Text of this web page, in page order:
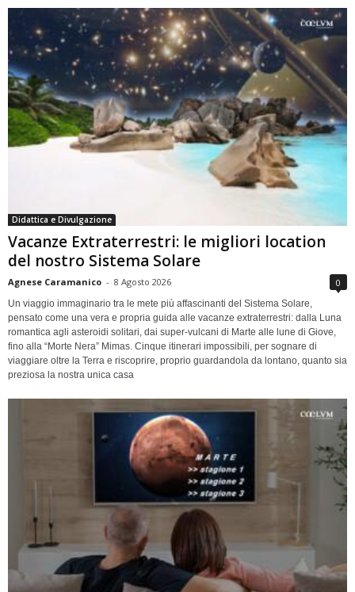
Didattica e Divulgazione
Vacanze Extraterrestri: le migliori location
del nostro Sistema Solare
Agnese Caramanico - 8 Agosto 2026 0
Un viaggio immaginario tra le mete più affascinanti del Sistema Solare,
pensato come una vera e propria guida alle vacanze extraterrestri: dalla Luna
romantica agli asteroidi solitari, dai super-vulcani di Marte alle lune di Giove,
fino alla “Morte Nera” Mimas. Cinque itinerari impossibili, per sognare di
viaggiare oltre la Terra e riscoprire, proprio guardandola da lontano, quanto sia
preziosa la nostra unica casa